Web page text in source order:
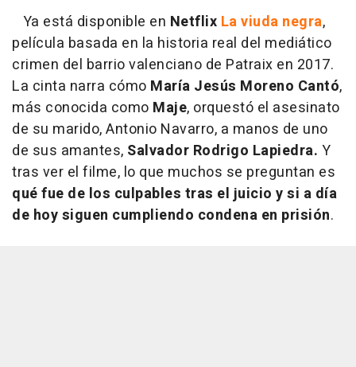
Ya está disponible en Netflix La viuda negra,
película basada en la historia real del mediático
crimen del barrio valenciano de Patraix en 2017.
La cinta narra cómo María Jesús Moreno Cantó,
más conocida como Maje, orquestó el asesinato
de su marido, Antonio Navarro, a manos de uno
de sus amantes, Salvador Rodrigo Lapiedra. Y
tras ver el filme, lo que muchos se preguntan es
qué fue de los culpables tras el juicio y si a día
de hoy siguen cumpliendo condena en prisión.